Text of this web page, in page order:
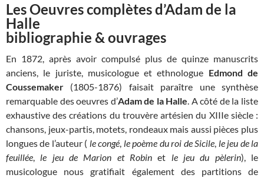
Les Oeuvres complètes d’Adam de la
Halle
bibliographie & ouvrages
En 1872, après avoir compulsé plus de quinze manuscrits
anciens, le juriste, musicologue et ethnologue Edmond de
Coussemaker (1805-1876) faisait paraître une synthèse
remarquable des oeuvres d’Adam de la Halle. A côté de la liste
exhaustive des créations du trouvère artésien du XIIIe siècle :
chansons, jeux-partis, motets, rondeaux mais aussi pièces plus
longues de l’auteur ( le congé, le poème du roi de Sicile, le jeu de la
feuillée, le jeu de Marion et Robin et le jeu du pèlerin), le
musicologue nous gratifiait également des partitions de